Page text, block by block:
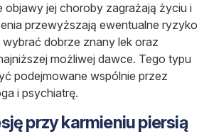
objawy jej choroby zagrażają życiu i
przewyższają ewentualne ryzyko
wybrać dobrze znany lek oraz
możliwej dawce. Tego typu
podejmowane wspólnie przez
i psychiatrę.
przy karmieniu piersią